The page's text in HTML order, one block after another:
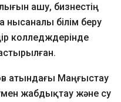
ашу, бизнестің
білім беру
колледждерінде
атындағы Маңғыстау
жабдықтау және су